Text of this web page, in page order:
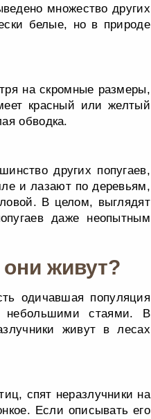
множество других
белые, но в природе
на скромные размеры,
красный или желтый
обводка.
других попугаев,
и лазают по деревьям,
В целом, выглядят
даже неопытным
живут?
одичавшая популяция
небольшими стаями. В
живут в лесах
спят неразлучники на
Если описывать его